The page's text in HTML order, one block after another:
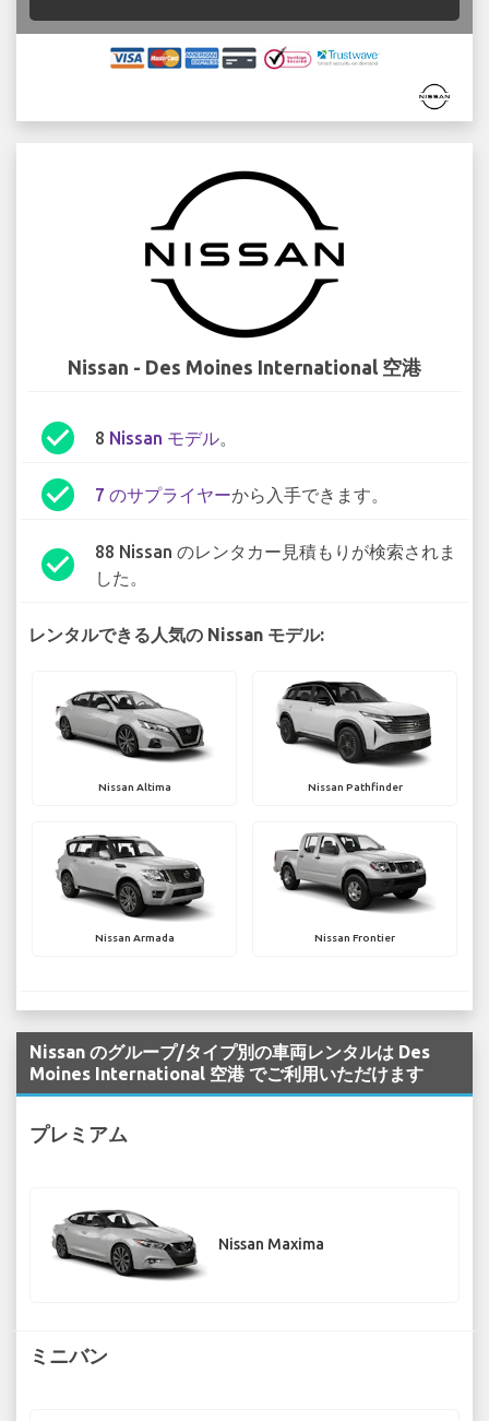
Nissan - Des Moines International 空港
check_circle 8 Nissan モデル。
check_circle 7 のサプライヤーから入手できます。
check_circle
88 Nissan のレンタカー見積もりが検索されま
した。
レンタルできる人気の Nissan モデル:
Nissan Altima Nissan Pathfinder
Nissan Armada Nissan Frontier
Nissan のグループ/タイプ別の車両レンタルは Des
Moines International 空港 でご利用いただけます
プレミアム
Nissan Maxima
ミニバン